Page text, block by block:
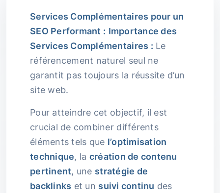
Services Complémentaires pour un
SEO Performant : Importance des
Services Complémentaires : Le
référencement naturel seul ne
garantit pas toujours la réussite d’un
site web.
Pour atteindre cet objectif, il est
crucial de combiner différents
éléments tels que l’optimisation
technique, la création de contenu
pertinent, une stratégie de
backlinks et un suivi continu des